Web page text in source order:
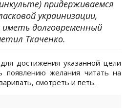
придерживаемся
украинизации,
долговременный
Ткаченко.
достижения указанной цели
появлению желания читать на
смотреть и петь.